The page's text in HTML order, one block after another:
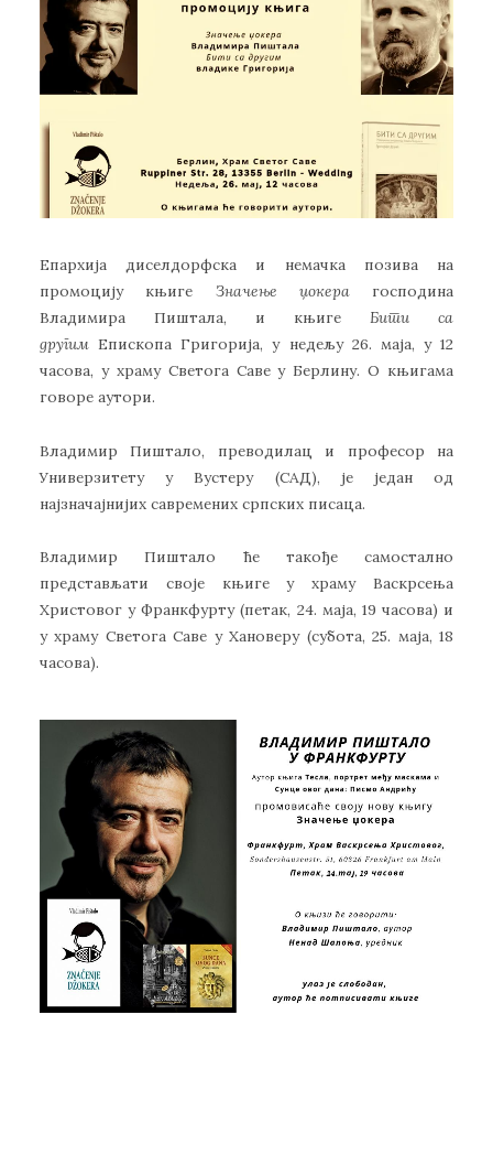
Епархија диселдорфска и немачка позива на
промоцију књиге Значење џокерагосподина
Владимира Пиштала, и књиге Бити са
другим Епископа Григорија, у недељу 26. маја, у 12
часова, у храму Светога Саве у Берлину. О књигама
говоре аутори.
Владимир Пиштало, преводилац и професор на
Универзитету у Вустеру (САД), је један од
најзначајнијих савремених српских писаца.
Владимир Пиштало ће такође самостално
представљати своје књиге у храму Васкрсења
Христовог у Франкфурту (петак, 24. маја, 19 часова) и
у храму Светога Саве у Хановеру (субота, 25. маја, 18
часова).